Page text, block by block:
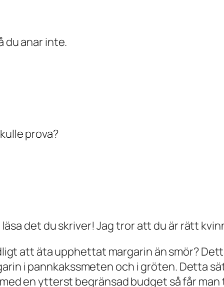
du anar inte.
prova?
det du skriver! Jag tror att du är rätt
att äta upphettat margarin än smör?
i pannkakssmeten och i gröten. Detta
en ytterst begränsad budget så får